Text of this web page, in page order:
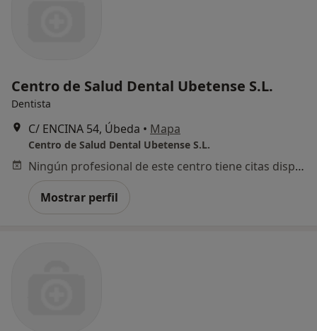
Centro de Salud Dental Ubetense S.L.
Dentista
C/ ENCINA 54, Úbeda • Mapa
Centro de Salud Dental Ubetense S.L.
Ningún profesional de este centro tiene citas disponibles
Mostrar perfil